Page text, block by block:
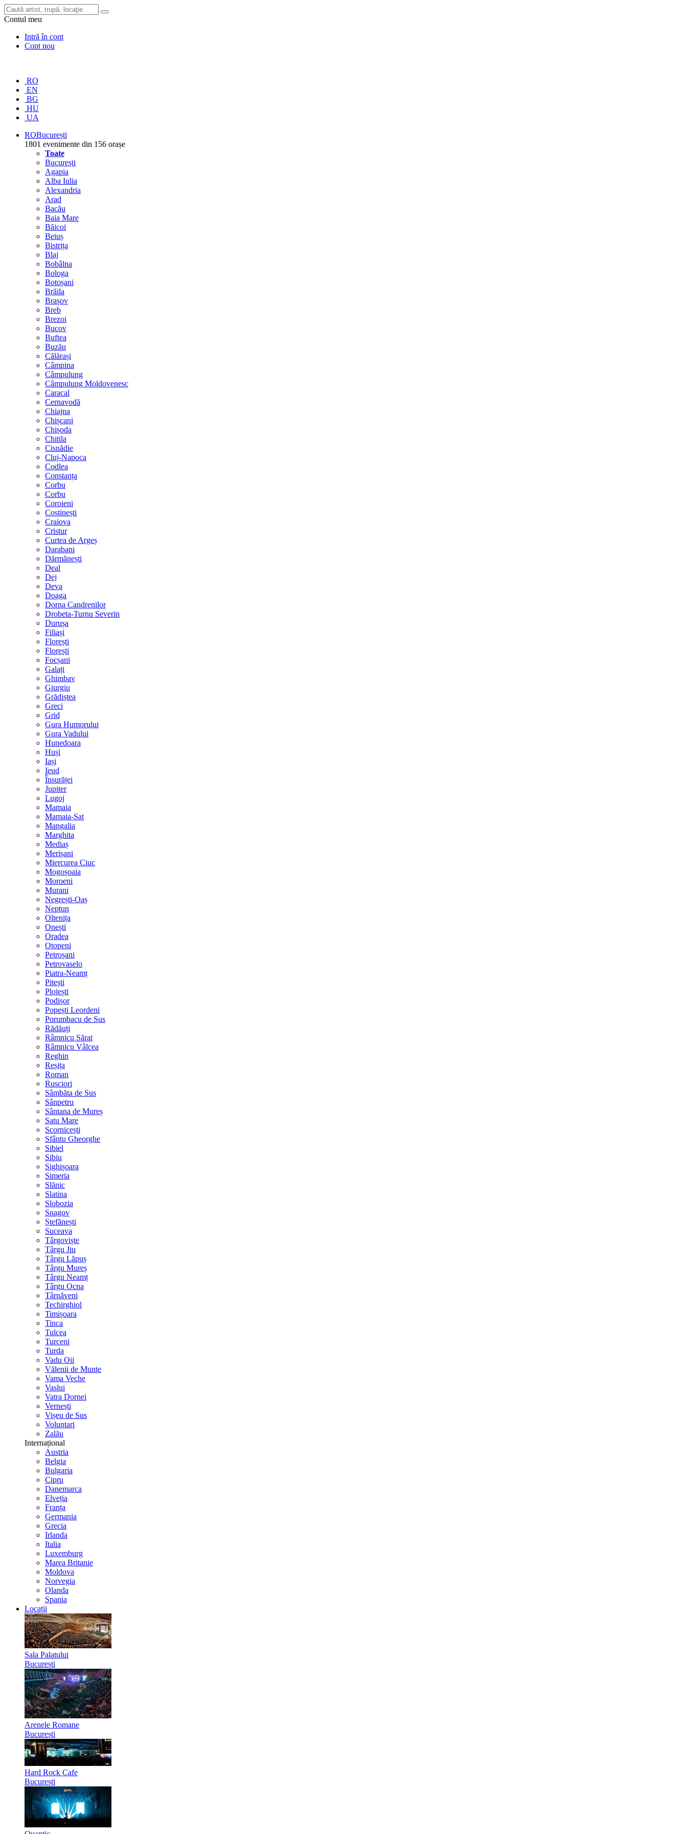
Contul meu
Intră în cont
Cont nou
RO
EN
BG
HU
UA
ROBucurești
1801 evenimente din 156 orașe
Toate
București
Agapia
Alba Iulia
Alexandria
Arad
Bacău
Baia Mare
Băicoi
Beiuș
Bistrița
Blaj
Bobâlna
Bologa
Botoșani
Brăila
Brașov
Breb
Brezoi
Bucov
Buftea
Buzău
Călărași
Câmpina
Câmpulung
Câmpulung Moldovenesc
Caracal
Cernavodă
Chiajna
Chișcani
Chișoda
Chitila
Cisnădie
Cluj-Napoca
Codlea
Constanța
Corbu
Corbu
Coroieni
Costinești
Craiova
Cristur
Curtea de Argeș
Darabani
Dărmănești
Deal
Dej
Deva
Doaga
Dorna Candrenilor
Drobeta-Turnu Severin
Durușa
Filiași
Florești
Florești
Focșani
Galați
Ghimbav
Giurgiu
Grădiștea
Greci
Grid
Gura Humorului
Gura Vadului
Hunedoara
Huși
Iași
Ieud
Însurăței
Jupiter
Lugoj
Mamaia
Mamaia-Sat
Mangalia
Marghita
Mediaș
Merișani
Miercurea Ciuc
Mogoșoaia
Moroeni
Murani
Negrești-Oaș
Neptun
Oltenița
Onești
Oradea
Otopeni
Petroșani
Petrovaselo
Piatra-Neamț
Pitești
Ploiești
Podișor
Popești Leordeni
Porumbacu de Sus
Rădăuți
Râmnicu Sărat
Râmnicu Vâlcea
Reghin
Reșița
Roman
Rusciori
Sâmbăta de Sus
Sânpetru
Sântana de Mureș
Satu Mare
Scornicești
Sfântu Gheorghe
Sibiel
Sibiu
Sighișoara
Simeria
Slănic
Slatina
Slobozia
Snagov
Ștefănești
Suceava
Târgoviște
Târgu Jiu
Târgu Lăpuș
Târgu Mureș
Târgu Neamț
Târgu Ocna
Târnăveni
Techirghiol
Timișoara
Tinca
Tulcea
Turceni
Turda
Vadu Oii
Vălenii de Munte
Vama Veche
Vaslui
Vatra Dornei
Vernești
Vișeu de Sus
Voluntari
Zalău
Internațional
Austria
Belgia
Bulgaria
Cipru
Danemarca
Elveția
Franța
Germania
Grecia
Irlanda
Italia
Luxemburg
Marea Britanie
Moldova
Norvegia
Olanda
Spania
Locații
Sala Palatului
București
Arenele Romane
București
Hard Rock Cafe
București